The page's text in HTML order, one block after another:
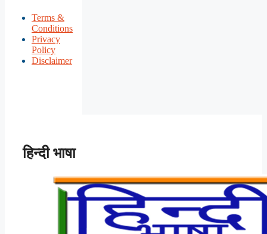
Terms &
Conditions
Privacy
Policy
Disclaimer
हिन्दी भाषा